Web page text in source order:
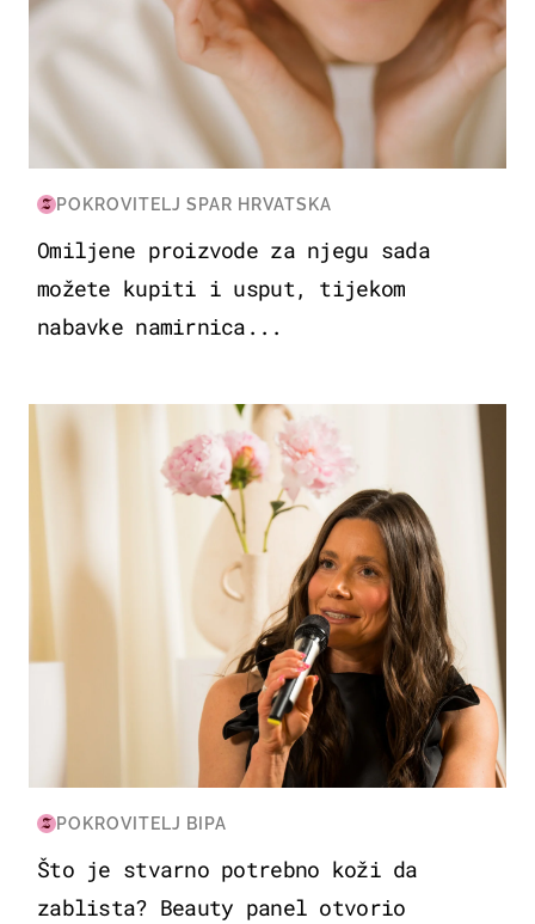
POKROVITELJ SPAR HRVATSKA
Omiljene proizvode za njegu sada
možete kupiti i usput, tijekom
nabavke namirnica...
MODA & LJEPOTA
POKROVITELJ BIPA
Što je stvarno potrebno koži da
zablista? Beauty panel otvorio